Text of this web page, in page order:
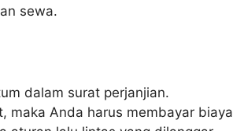
sewa.
dalam surat perjanjian.
maka Anda harus membayar biaya